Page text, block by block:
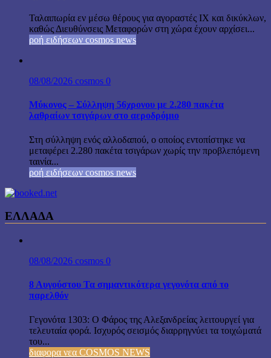
Ταλαιπωρία εν μέσω θέρους για αγοραστές ΙΧ και δικύκλων,
καθώς Διευθύνσεις Μεταφορών στη χώρα έχουν αρχίσει...
ροή ειδήσεων cosmos news
08/08/2026 cosmos 0
Μύκονος – Σύλληψη 56χρονου με 2.280 πακέτα
λαθραίων τσιγάρων στο αεροδρόμιο
Στη σύλληψη ενός αλλοδαπού, ο οποίος εντοπίστηκε να
μεταφέρει 2.280 πακέτα τσιγάρων χωρίς την προβλεπόμενη
ταινία...
ροή ειδήσεων cosmos news
ΕΛΛΑΔΑ
08/08/2026 cosmos 0
8 Αυγούστου Τα σημαντικότερα γεγονότα από το
παρελθόν
Γεγονότα 1303: Ο Φάρος της Αλεξανδρείας λειτουργεί για
τελευταία φορά. Ισχυρός σεισμός διαρρηγνύει τα τοιχώματά
του...
διαφορα νεα COSMOS NEWS